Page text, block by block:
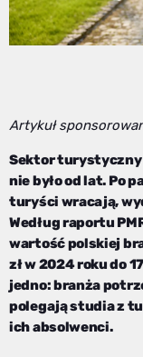
Artykuł
Sektor turystyczny
nie było od lat. Po
turyści wracają,
Według raportu
wartość polskiej
zł w 2024 roku do
jedno: branża
polegają studia z
ich absolwenci.